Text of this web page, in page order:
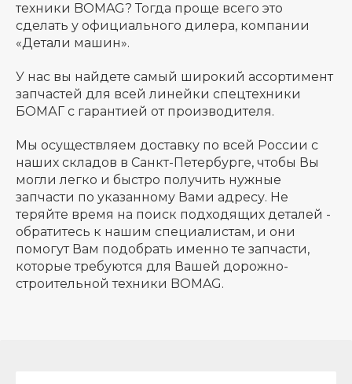
техники BOMAG? Тогда проще всего это
сделать у официального дилера, компании
«Детали машин».
У нас вы найдете самый широкий ассортимент
запчастей для всей линейки спецтехники
БОМАГ с гарантией от производителя.
Мы осуществляем доставку по всей России с
наших складов в Санкт-Петербурге, чтобы Вы
могли легко и быстро получить нужные
запчасти по указанному Вами адресу. Не
теряйте время на поиск подходящих деталей -
обратитесь к нашим специалистам, и они
помогут Вам подобрать именно те запчасти,
которые требуются для Вашей дорожно-
строительной техники BOMAG.